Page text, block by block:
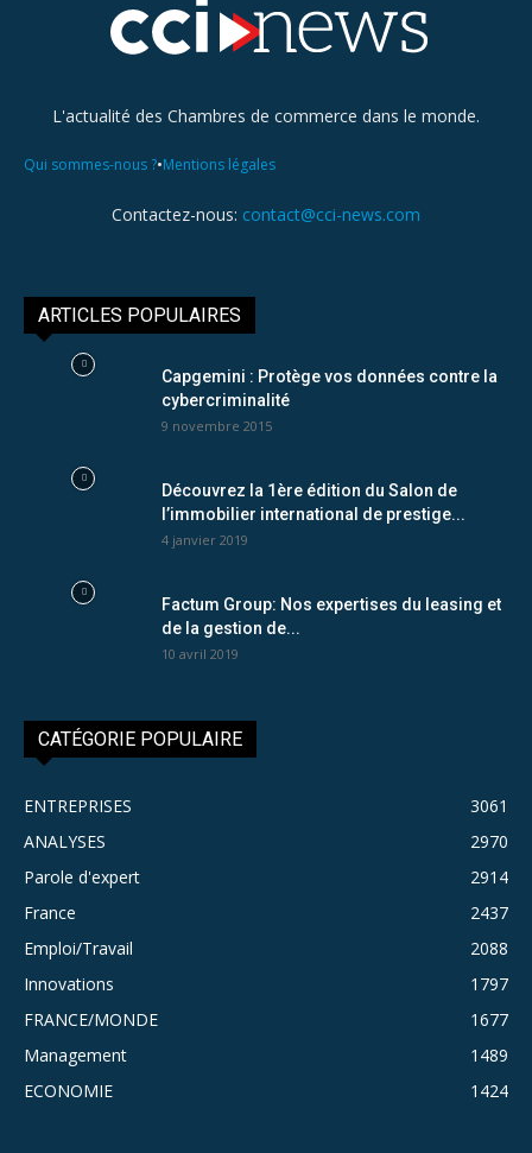
L'actualité des Chambres de commerce dans le monde.
Qui sommes-nous ?•Mentions légales
Contactez-nous: contact@cci-news.com
ARTICLES POPULAIRES
Capgemini : Protège vos données contre la
cybercriminalité
9 novembre 2015
Découvrez la 1ère édition du Salon de
l’immobilier international de prestige...
4 janvier 2019
Factum Group: Nos expertises du leasing et
de la gestion de...
10 avril 2019
CATÉGORIE POPULAIRE
ENTREPRISES
3061
ANALYSES
2970
Parole d'expert
2914
France
2437
Emploi/Travail
2088
Innovations
1797
FRANCE/MONDE
1677
Management
1489
ECONOMIE
1424